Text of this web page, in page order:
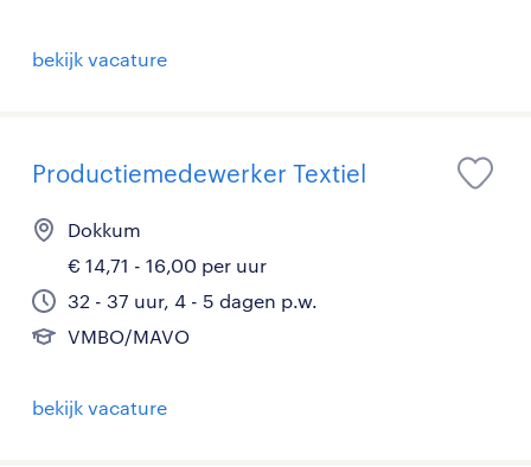
bekijk vacature
Productiemedewerker Textiel
Dokkum
€ 14,71 - 16,00 per uur
32 - 37 uur, 4 - 5 dagen p.w.
VMBO/MAVO
bekijk vacature